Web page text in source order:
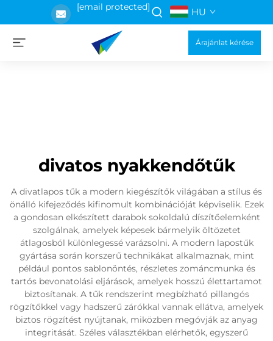
[email protected] HU
Árajánlat kérése
divatos nyakkendőtűk
A divatlapos tűk a modern kiegészítők világában a stílus és
önálló kifejeződés kifinomult kombinációját képviselik. Ezek
a gondosan elkészített darabok sokoldalú díszítőelemként
szolgálnak, amelyek képesek bármelyik öltözetet
átlagosból különlegessé varázsolni. A modern lapostűk
gyártása során korszerű technikákat alkalmaznak, mint
például pontos sablonöntés, részletes zománcmunka és
tartós bevonatolási eljárások, amelyek hosszú élettartamot
biztosítanak. A tűk rendszerint megbízható pillangós
rögzítőkkel vagy hadszerű zárókkal vannak ellátva, amelyek
biztos rögzítést nyújtanak, miközben megóvják az anyag
integritását. Széles választékban elérhetők, egyszerű